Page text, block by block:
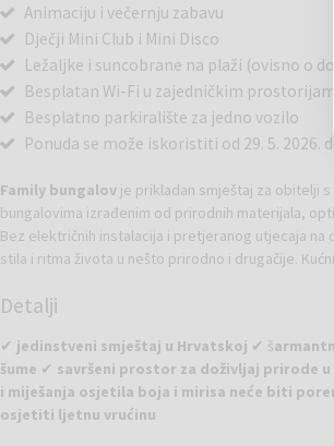
Animaciju i večernju zabavu
Dječji Mini Club i Mini Disco
Ležaljke i suncobrane na plaži (ovisno o
Besplatan Wi-Fi u zajedničkim prostorijama
Besplatno parkiralište za jedno vozilo
Ponuda se može iskoristiti od 29. 5. 2026. do
Family bungalov je prikladan smještaj za obitelji
bungalovima izrađenim od prirodnih materijala,
Bez električnih instalacija i pretjeranog utjecaja
stila i ritma života u nešto prirodno i drugačije.
Bungalovi u Pine Beach Pakoštane daju dašak
jadranskom eko-resortu, izrađeni su isključivo od
borove šume uz more. Sama konstrukcija ovih
klimatizaciju, tako da možete uživati ​​u zasluženom
Detalji
✔ jedinstveni smještaj u Hrvatskoj ✔ š
šume ✔ savršeni prostor za doživljaj prirode
i miješanja osjetila boja i mirisa neće biti
osjetiti ljetnu vrućinu